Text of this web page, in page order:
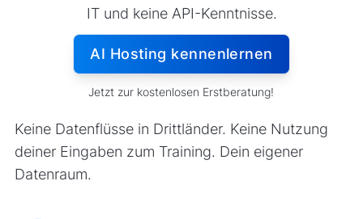
IT und keine API-Kenntnisse.
AI Hosting kennenlernen
Jetzt zur kostenlosen Erstberatung!
Keine Datenflüsse in Drittländer. Keine Nutzung
deiner Eingaben zum Training. Dein eigener
Datenraum.